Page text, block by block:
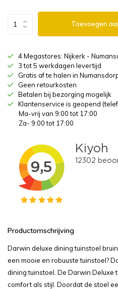
Toevoegen
4 Megastores: Nijkerk -
3 tot 5 werkdagen levertijd
Gratis af te halen in
Geen retourkosten
Betalen bij bezorging mogelijk
Klantenservice is geopend
Ma-vrij van 9:00 tot 17:00
Za- 9:00 tot 17:00
Productomschrijving
Darwin deluxe dining tuinstoel
een mooie en robuuste tuinstoel?
dining tuinstoel. De Darwin Deluxe
comfort als stijl. Doordat de stoel